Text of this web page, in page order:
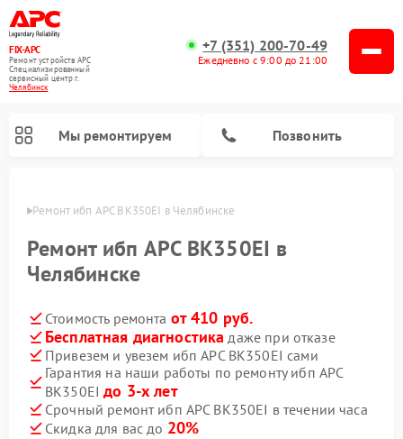
FIX-APC
Ремонт устройств APC
Специализированный
cервисный центр г.
Челябинск
+7 (351) 200-70-49
Ежедневно с 9:00 до 21:00
Мы ремонтируем Позвонить
Ремонт ибп APC BK350EI в Челябинске
Ремонт ибп APC BK350EI в
Челябинске
Стоимость ремонта от 410 руб.
Бесплатная диагностика даже при отказе
Привезем и увезем ибп APC BK350EI сами
Гарантия на наши работы по ремонту ибп APC
BK350EIдо 3-х лет
Срочный ремонт ибп APC BK350EI в течении часа
Скидка для вас до 20%